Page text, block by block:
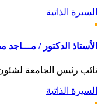
السيرة الذاتية
الأستاذ الدكتور /
نائب رئيس الجامعة
السيرة الذاتية